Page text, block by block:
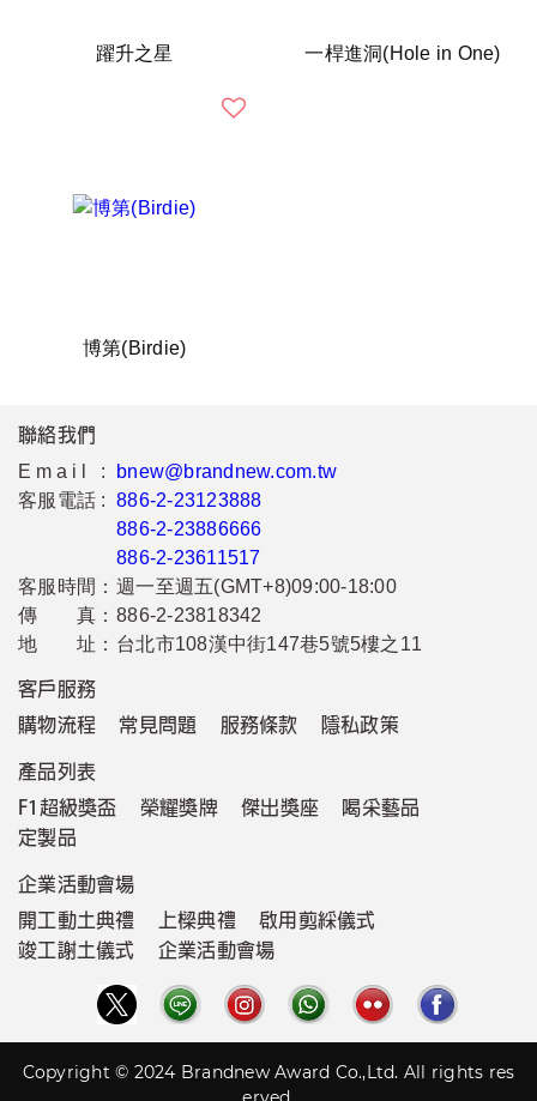
躍升之星 一桿進洞(Hole in One)
博第(Birdie)
聯絡我們
Email :
bnew@brandnew.com.tw
客服電話 : 886-2-23123888
886-2-23886666
886-2-23611517
客服時間： 週一至週五(GMT+8)09:00-18:00
傳 真： 886-2-23818342
地 址： 台北市108漢中街147巷5號5樓之11
客戶服務
購物流程
常見問題 服務條款 隱私政策
產品列表
F1超級獎盃
榮耀獎牌 傑出獎座
喝采藝品
定製品
企業活動會場
開工動土典禮
上樑典禮
啟用剪綵儀式
竣工謝土儀式
企業活動會場
Copyright © 2024 Brandnew Award Co.,Ltd. All rights res